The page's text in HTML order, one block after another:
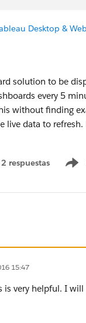
Desktop &
solution to be
every 5
without finding
live data to
2 respuestas
15:47
is very helpful. I